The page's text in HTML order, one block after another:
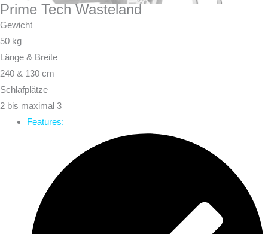
Prime Tech Wasteland
Gewicht
50 kg
Länge & Breite
240 & 130 cm
Schlafplätze
2 bis maximal 3
Features: